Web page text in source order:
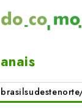
anais
brasilsudeste